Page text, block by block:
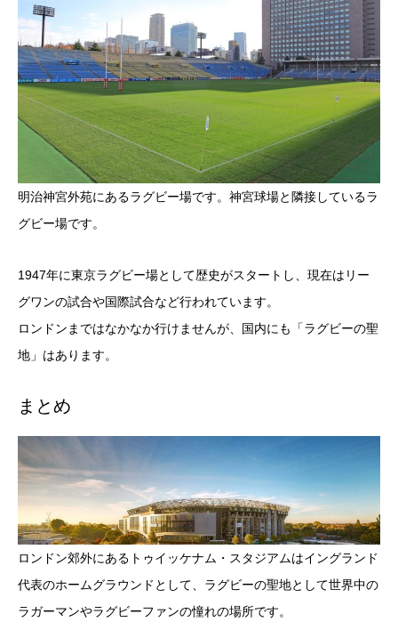
明治神宮外苑にあるラグビー場です。神宮球場と隣接しているラ
グビー場です。
1947年に東京ラグビー場として歴史がスタートし、現在はリー
グワンの試合や国際試合など行われています。
ロンドンまではなかなか行けませんが、国内にも「ラグビーの聖
地」はあります。
まとめ
ロンドン郊外にあるトゥイッケナム・スタジアムはイングランド
代表のホームグラウンドとして、ラグビーの聖地として世界中の
ラガーマンやラグビーファンの憧れの場所です。